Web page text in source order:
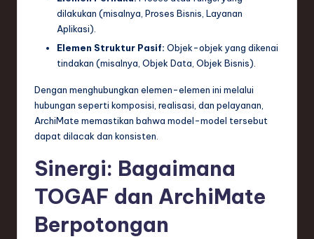
dilakukan (misalnya, Proses Bisnis, Layanan
Aplikasi).
Elemen Struktur Pasif: Objek-objek yang dikenai
tindakan (misalnya, Objek Data, Objek Bisnis).
Dengan menghubungkan elemen-elemen ini melalui
hubungan seperti komposisi, realisasi, dan pelayanan,
ArchiMate memastikan bahwa model-model tersebut
dapat dilacak dan konsisten.
Sinergi: Bagaimana
TOGAF dan ArchiMate
Berpotongan